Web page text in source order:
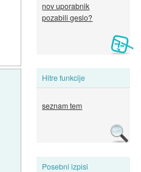
nov uporabnik
pozabili geslo?
Hitre funkcije
seznam tem
Posebni izpisi